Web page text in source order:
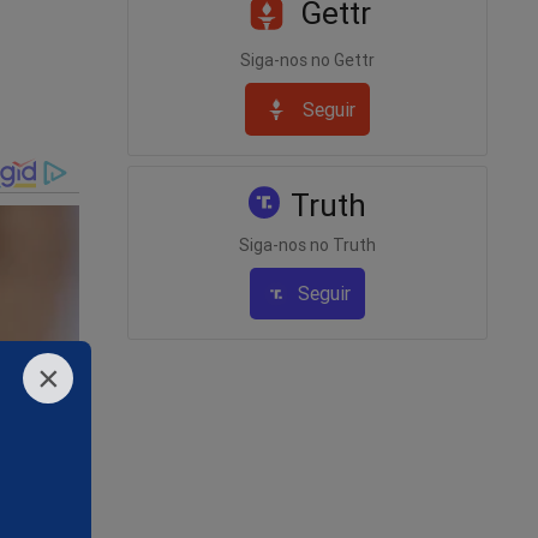
×
feminina
Gettr
Siga-nos no Gettr
Seguir
Truth
Siga-nos no Truth
Seguir